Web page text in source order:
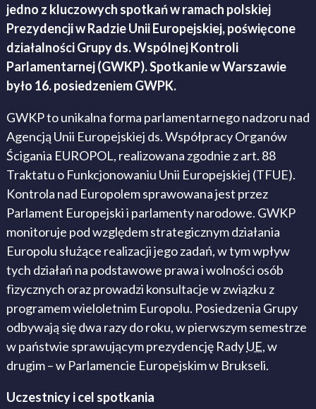
jedno z kluczowych spotkań w ramach polskiej
Prezydencji w Radzie Unii Europejskiej, poświęcone
działalności Grupy ds. Wspólnej Kontroli
Parlamentarnej (GWKP). Spotkanie w Warszawie
było 16. posiedzeniem GWPK.
GWKP to unikalna forma parlamentarnego nadzoru nad
Agencją Unii Europejskiej ds. Współpracy Organów
Ścigania EUROPOL, realizowana zgodnie z art. 88
Traktatu o Funkcjonowaniu Unii Europejskiej (TFUE).
Kontrola nad Europolem sprawowana jest przez
Parlament Europejski i parlamenty narodowe. GWKP
monitoruje pod względem strategicznym działania
Europolu służące realizacji jego zadań, w tym wpływ
tych działań na podstawowe prawa i wolności osób
fizycznych oraz prowadzi konsultacje w związku z
programem wieloletnim Europolu. Posiedzenia Grupy
odbywają się dwa razy do roku, w pierwszym semestrze
w państwie sprawującym prezydencję RadyUE, w
drugim – w Parlamencie Europejskim w Brukseli.
Uczestnicy i cel spotkania